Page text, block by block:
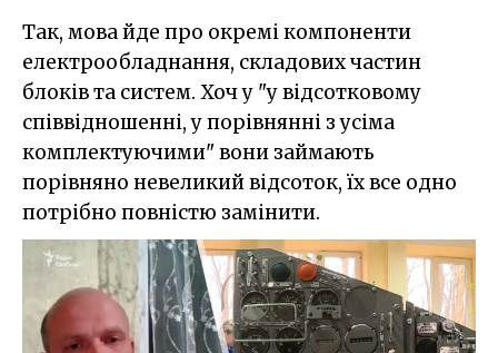
Так, мова йде про окремі компоненти
електрообладнання, складових частин
блоків та систем. Хоч у "у відсотковому
співвідношенні, у порівнянні з усіма
комплектуючими" вони займають
порівняно невеликий відсоток, їх все одно
потрібно повністю замінити.